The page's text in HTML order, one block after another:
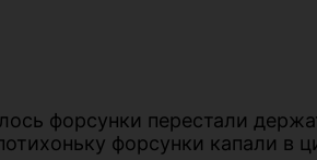
форсунки перестали
форсунки капали в